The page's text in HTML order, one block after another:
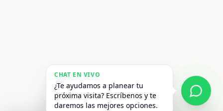
CHAT EN VIVO
¿Te ayudamos a planear tu
próxima visita? Escríbenos y te
daremos las mejores opciones.